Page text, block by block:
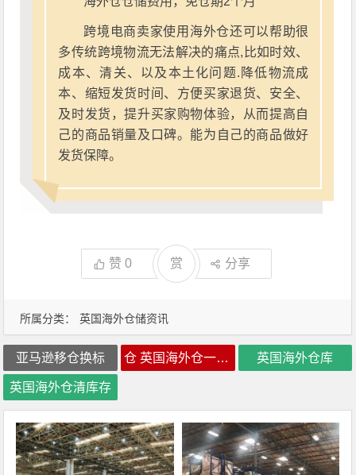
所属分类： 英国海外仓储资讯
跨境电商卖家使用海外仓还可以帮助很
多传统跨境物流无法解决的痛点,比如时效、
成本、清关、以及本土化问题.降低物流成
本、缩短发货时间、方便买家退货、安全、
及时发货，提升买家购物体验，从而提高自
己的商品销量及口碑。能为自己的商品做好
发货保障。
赞0 赏 分享
亚马逊移仓换标 仓 英国海外仓一件代发 英国海外仓库
英国海外仓清库存